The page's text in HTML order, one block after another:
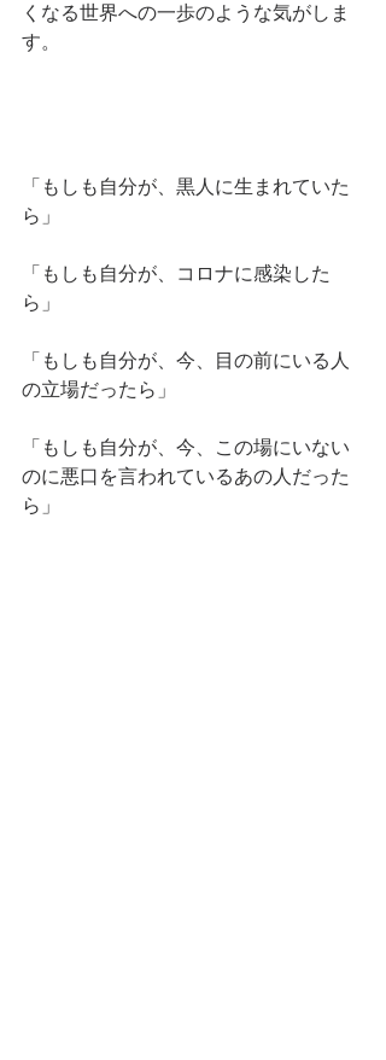
くなる世界への一歩のような気がしま
す。
「もしも自分が、黒人に生まれていた
ら」
「もしも自分が、コロナに感染した
ら」
「もしも自分が、今、目の前にいる人
の立場だったら」
「もしも自分が、今、この場にいない
のに悪口を言われているあの人だった
ら」